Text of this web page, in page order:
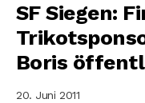
SF Siegen:
Boris
20. Juni 2011